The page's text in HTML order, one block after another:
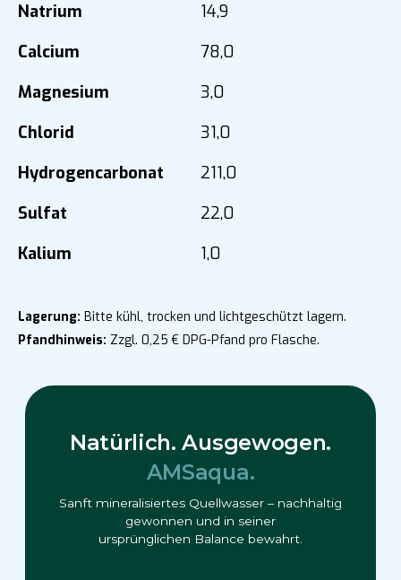
Natrium
14,9
Calcium
78,0
Magnesium
3,0
Chlorid
31,0
Hydrogencarbonat
211,0
Sulfat
22,0
Kalium
1,0
Lagerung: Bitte kühl, trocken und lichtgeschützt lagern.
Pfandhinweis: Zzgl. 0,25 € DPG-Pfand pro Flasche.
Natürlich. Ausgewogen.
AMSaqua.
Sanft mineralisiertes Quellwasser – nachhaltig
gewonnen und in seiner
ursprünglichen Balance bewahrt.